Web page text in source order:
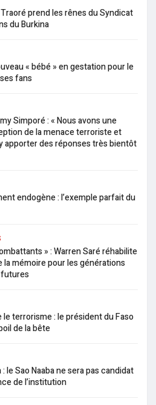
prend les rênes du Syndicat
du Burkina
« bébé » en gestation pour le
fans
Simporé : « Nous avons une
de la menace terroriste et
apporter des réponses très bientôt
endogène : l’exemple parfait du
» : Warren Saré réhabilite
la mémoire pour les générations
terrorisme : le président du Faso
de la bête
le Sao Naaba ne sera pas candidat
de l’institution